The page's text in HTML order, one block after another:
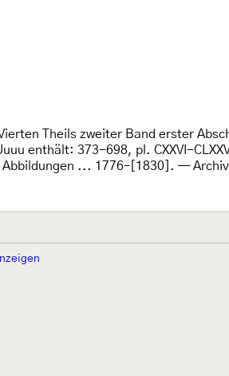
Theils zweiter Band erster
enthält: 373-698, pl. CXXVI-
... 1776–[1830]. —